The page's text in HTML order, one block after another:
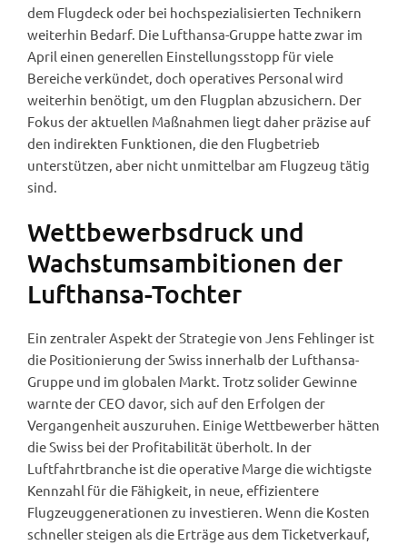
dem Flugdeck oder bei hochspezialisierten Technikern
weiterhin Bedarf. Die Lufthansa-Gruppe hatte zwar im
April einen generellen Einstellungsstopp für viele
Bereiche verkündet, doch operatives Personal wird
weiterhin benötigt, um den Flugplan abzusichern. Der
Fokus der aktuellen Maßnahmen liegt daher präzise auf
den indirekten Funktionen, die den Flugbetrieb
unterstützen, aber nicht unmittelbar am Flugzeug tätig
sind.
Wettbewerbsdruck und
Wachstumsambitionen der
Lufthansa-Tochter
Ein zentraler Aspekt der Strategie von Jens Fehlinger ist
die Positionierung der Swiss innerhalb der Lufthansa-
Gruppe und im globalen Markt. Trotz solider Gewinne
warnte der CEO davor, sich auf den Erfolgen der
Vergangenheit auszuruhen. Einige Wettbewerber hätten
die Swiss bei der Profitabilität überholt. In der
Luftfahrtbranche ist die operative Marge die wichtigste
Kennzahl für die Fähigkeit, in neue, effizientere
Flugzeuggenerationen zu investieren. Wenn die Kosten
schneller steigen als die Erträge aus dem Ticketverkauf,